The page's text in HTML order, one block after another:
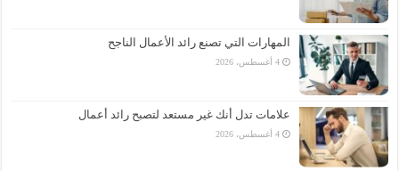
المهارات التي تصنع رائد الأعمال الناجح
4 أغسطس، 2026
علامات تدل أنك غير مستعد لتصبح رائد أعمال
4 أغسطس، 2026